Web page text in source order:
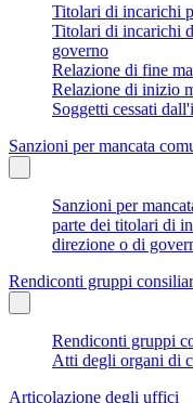
Titolari di incarichi
Titolari di incarichi
governo
Relazione di fine
Relazione di inizio
Soggetti cessati
Sanzioni per mancata
Sanzioni per
parte dei titolari di
direzione o di
Rendiconti gruppi
Rendiconti gruppi
Atti degli organi di
Articolazione degli uffici